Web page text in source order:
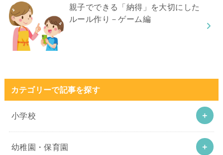
親子でできる「納得」を大切にした
ルール作り－ゲーム編
カテゴリーで記事を探す
小学校
幼稚園・保育園